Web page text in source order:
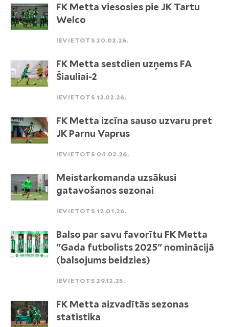
FK Metta viesosies pie JK Tartu
Welco
IEVIETOTS 20.02.26.
FK Metta sestdien uzņems FA
Šiauliai-2
IEVIETOTS 13.02.26.
FK Metta izcīna sauso uzvaru pret
JK Parnu Vaprus
IEVIETOTS 04.02.26.
Meistarkomanda uzsākusi
gatavošanos sezonai
IEVIETOTS 12.01.26.
Balso par savu favorītu FK Metta
"Gada futbolists 2025" nominācijā
(balsojums beidzies)
IEVIETOTS 29.12.25.
FK Metta aizvadītās sezonas
statistika